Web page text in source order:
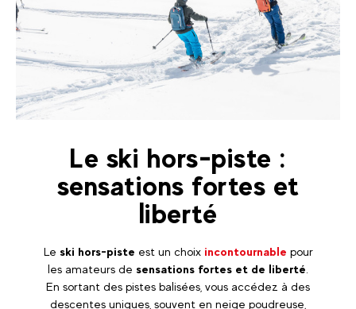
Le ski hors-piste :
sensations fortes et
liberté
Le ski hors-piste est un choix incontournable pour
les amateurs de sensations fortes et de liberté.
En sortant des pistes balisées, vous accédez à des
descentes uniques, souvent en neige poudreuse,